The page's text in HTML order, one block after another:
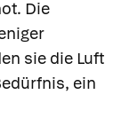
Die
sie die Luft
ein